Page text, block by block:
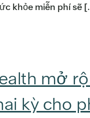
khỏe miễn phí sẽ
mở
kỳ cho